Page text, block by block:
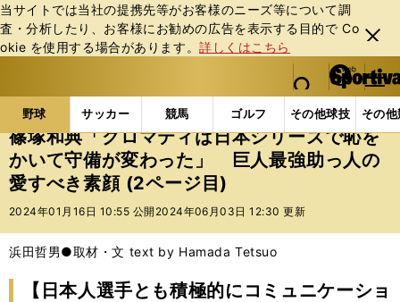
当サイトでは当社の提携先等がお客様のニーズ等について調
査・分析したり、お客様にお勧めの広告を表⽰する⽬的で Co
okie を使⽤する場合があります。詳しくはこちら
閉じ
る
web Sportiva (webスポルティーバ)
検索
マイペ
ー
ジ
メニュ
野球 サッカー 競馬 ゴルフ その他球技 その
b
ス
ポ
ル
テ
ー
バ
野球の記事一覧 プロ野球 篠塚和典「クロマティは
篠塚和典「クロマティは日本シリーズで恥を
かいて守備が変わった」 巨人最強助っ人の
愛すべき素顔 (2ページ目)
2024年01月16日 10:55 公開 2024年06月03日 12:30 更新
浜田哲男●取材・文 text by Hamada Tetsuo
【日本人選手とも積極的にコミュニケーショ